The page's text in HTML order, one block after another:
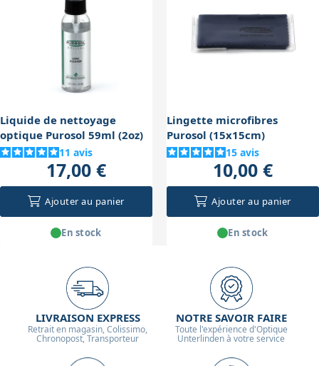
les oculaires ne s'entrechoquent. Cela est
particulièrement utile pour les astronomes mobiles ou
ceux qui possèdent plusieurs oculaires pour varier les
grossissements.
Liquide de nettoyage
optique Purosol 59ml (2oz)
11 avis
17,00 €
Ajouter au panier
En stock
Lingette microfibres
Purosol (15x15cm)
15 avis
10,00 €
Ajouter au panier
En stock
LIVRAISON EXPRESS
Retrait en magasin, Colissimo,
Chronopost, Transporteur
NOTRE SAVOIR FAIRE
Toute l'expérience d'Optique
Unterlinden à votre service